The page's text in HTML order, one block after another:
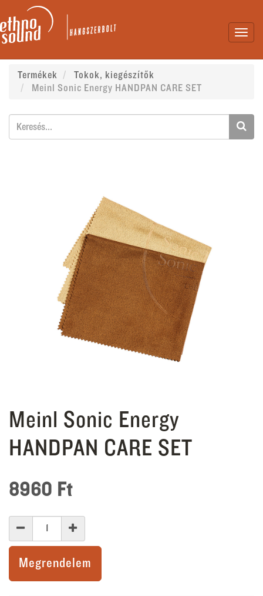
Termékek
Tokok, kiegészítők
Meinl Sonic Energy HANDPAN CARE SET
Meinl Sonic Energy
HANDPAN CARE SET
8960 Ft
Megrendelem